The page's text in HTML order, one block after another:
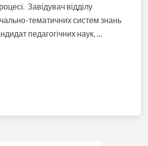
Завідувач відділу
тематичних систем знань
педагогічних наук, …